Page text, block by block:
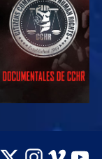
VE
EXPLORA LAS